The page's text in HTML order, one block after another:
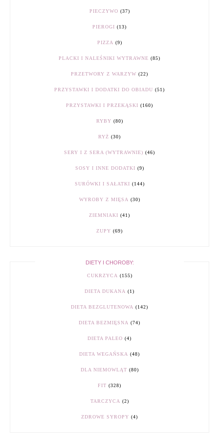
PIECZYWO (37)
PIEROGI (13)
PIZZA (9)
PLACKI I NALEŚNIKI WYTRAWNE (85)
PRZETWORY Z WARZYW (22)
PRZYSTAWKI I DODATKI DO OBIADU (51)
PRZYSTAWKI I PRZEKĄSKI (160)
RYBY (80)
RYŻ (30)
SERY I Z SERA (WYTRAWNIE) (46)
SOSY I INNE DODATKI (9)
SURÓWKI I SAŁATKI (144)
WYROBY Z MIĘSA (30)
ZIEMNIAKI (41)
ZUPY (69)
DIETY I CHOROBY:
CUKRZYCA (155)
DIETA DUKANA (1)
DIETA BEZGLUTENOWA (142)
DIETA BEZMIĘSNA (74)
DIETA PALEO (4)
DIETA WEGAŃSKA (48)
DLA NIEMOWLĄT (80)
FIT (328)
TARCZYCA (2)
ZDROWE SYROPY (4)